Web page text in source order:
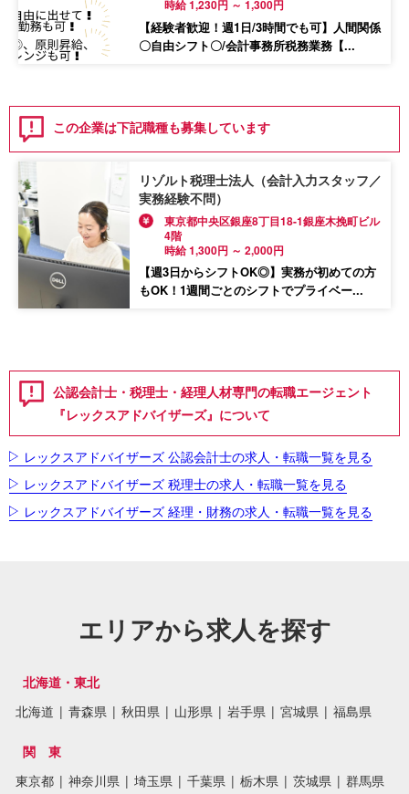
時給 1,230円 ～ 1,300円
【経験者歓迎！週1日/3時間でも可】人間関係
〇自由シフト〇/会計事務所税務業務【...
この企業は下記職種も募集しています
リゾルト税理士法人（会計入力スタッフ／
実務経験不問）
東京都中央区銀座8丁目18-1銀座木挽町ビル
4階
時給 1,300円 ～ 2,000円
【週3日からシフトOK◎】実務が初めての方
もOK！1週間ごとのシフトでプライベー...
公認会計士・税理士・経理人材専門の転職エージェント
『レックスアドバイザーズ』について
レックスアドバイザーズ 公認会計士の求人・転職一覧を見る
レックスアドバイザーズ 税理士の求人・転職一覧を見る
レックスアドバイザーズ 経理・財務の求人・転職一覧を見る
エリアから求人を探す
北海道・東北
北海道 | 青森県 | 秋田県 | 山形県 | 岩手県 | 宮城県 | 福島県
関 東
東京都 | 神奈川県 | 埼玉県 | 千葉県 | 栃木県 | 茨城県 | 群馬県